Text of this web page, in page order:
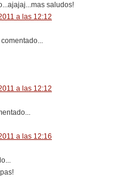
saludos!
a las 12:12
comentado...
a las 12:12
a las 12:16